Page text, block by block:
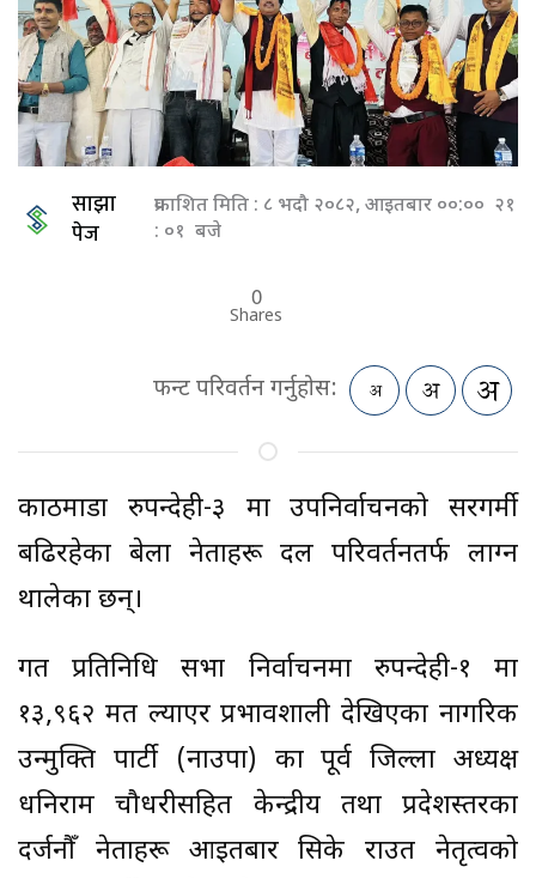
साझा
पेज
प्रकाशित मिति : ८ भदौ २०८२, आइतबार ००:०० २१
: ०१ बजे
0
Shares
फन्ट परिवर्तन गर्नुहोस:
काठमाडौं रुपन्देही-३ मा उपनिर्वाचनको सरगर्मी
बढिरहेका बेला नेताहरू दल परिवर्तनतर्फ लाग्न
थालेका छन्।
गत प्रतिनिधि सभा निर्वाचनमा रुपन्देही-१ मा
१३,९६२ मत ल्याएर प्रभावशाली देखिएका नागरिक
उन्मुक्ति पार्टी (नाउपा) का पूर्व जिल्ला अध्यक्ष
धनिराम चौधरीसहित केन्द्रीय तथा प्रदेशस्तरका
दर्जनौँ नेताहरू आइतबार सिके राउत नेतृत्वको